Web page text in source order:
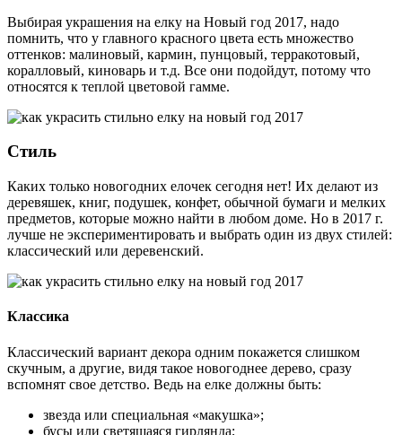
Выбирая украшения на елку на Новый год 2017, надо
помнить, что у главного красного цвета есть множество
оттенков: малиновый, кармин, пунцовый, терракотовый,
коралловый, киноварь и т.д. Все они подойдут, потому что
относятся к теплой цветовой гамме.
Стиль
Каких только новогодних елочек сегодня нет! Их делают из
деревяшек, книг, подушек, конфет, обычной бумаги и мелких
предметов, которые можно найти в любом доме. Но в 2017 г.
лучше не экспериментировать и выбрать один из двух стилей:
классический или деревенский.
Классика
Классический вариант декора одним покажется слишком
скучным, а другие, видя такое новогоднее дерево, сразу
вспомнят свое детство. Ведь на елке должны быть:
звезда или специальная «макушка»;
бусы или светящаяся гирлянда;